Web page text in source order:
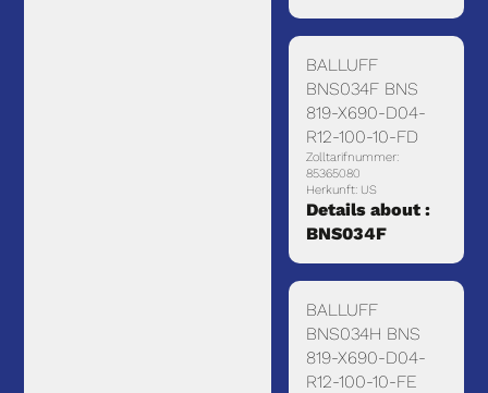
BALLUFF
BNS034F BNS
819-X690-D04-
R12-100-10-FD
Zolltarifnummer:
85365080
Herkunft: US
Details about :
BNS034F
BALLUFF
BNS034H BNS
819-X690-D04-
R12-100-10-FE